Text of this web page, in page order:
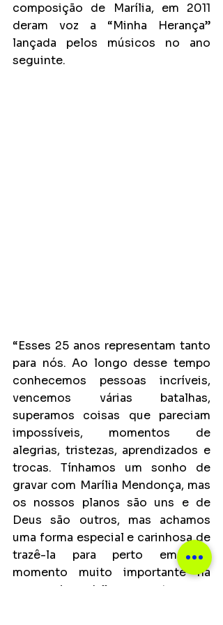
composição de Marília, em 2011
deram voz a “Minha Herança”
lançada pelos músicos no ano
seguinte.
“Esses 25 anos representam tanto
para nós. Ao longo desse tempo
conhecemos pessoas incríveis,
vencemos várias batalhas,
superamos coisas que pareciam
impossíveis, momentos de
alegrias, tristezas, aprendizados e
trocas. Tínhamos um sonho de
gravar com Marília Mendonça, mas
os nossos planos são uns e de
Deus são outros, mas achamos
uma forma especial e carinhosa de
trazê-la para perto em um
momento muito importante na
nossa jornada”, comentam os